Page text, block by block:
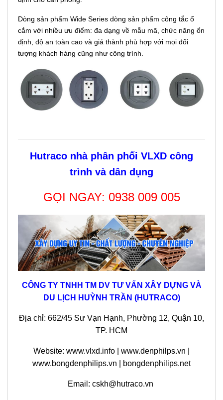
Dòng sản phẩm Wide Series dòng sản phẩm công tắc ổ
cắm với nhiều ưu điểm: đa dạng về mẫu mã, chức năng ổn
định, độ an toàn cao và giá thành phù hợp với mọi đối
tượng khách hàng cũng như công trình.
Hutraco nhà phân phối VLXD công
trình và dân dụng
GỌI NGAY: 0938 009 005
CÔNG TY TNHH TM DV TƯ VẤN XÂY DỰNG VÀ
DU LỊCH HUỲNH TRẦN (HUTRACO)
Địa chỉ: 662/45 Sư Vạn Hạnh, Phường 12, Quận 10,
TP. HCM
Website: www.vlxd.info | www.denphilps.vn |
www.bongdenphilips.vn | bongdenphilips.net
Email: cskh@hutraco.vn